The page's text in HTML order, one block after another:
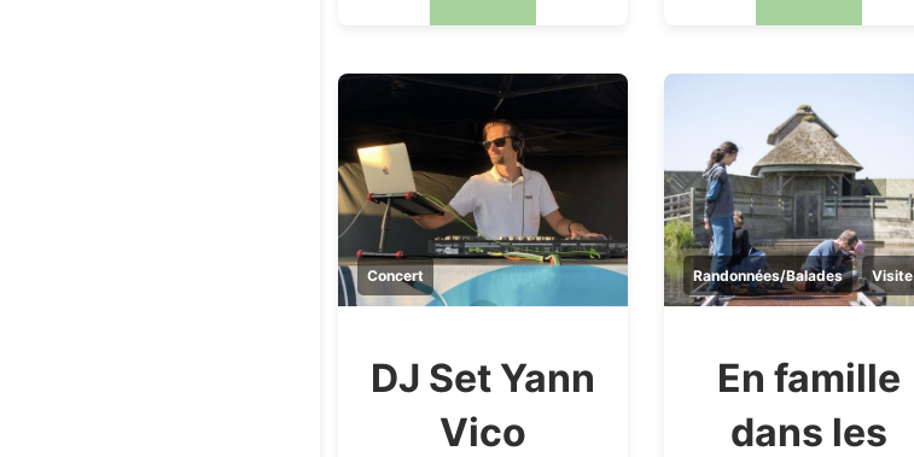
Concert
DJ Set Yann
Vico
Randonnées/Balades Visite
En famille
dans les